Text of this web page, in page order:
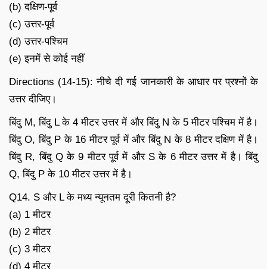
(b) दक्षिण-पूर्व
(c) उत्तर-पूर्व
(d) उत्तर-पश्चिम
(e) इनमें से कोई नहीं
Directions (14-15): नीचे दी गई जानकारी के आधार पर प्रश्नों के
उत्तर दीजिए।
बिंदु M, बिंदु L के 4 मीटर उत्तर में और बिंदु N के 5 मीटर पश्चिम में है।
बिंदु O, बिंदु P के 16 मीटर पूर्व में और बिंदु N के 8 मीटर दक्षिण में है।
बिंदु R, बिंदु Q के 9 मीटर पूर्व में और S के 6 मीटर उत्तर में है। बिंदु
Q, बिंदु P के 10 मीटर उत्तर में है।
Q14. S और L के मध्य न्यूनतम दूरी कितनी है?
(a) 1 मीटर
(b) 2 मीटर
(c) 3 मीटर
(d) 4 मीटर